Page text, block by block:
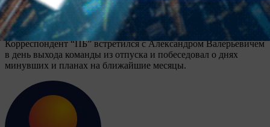
42-летнего специалиста, тренерский дебют которого состоялся
в марте 2022 года, четыре победы в первенстве и по две в
Кубке и Суперкубке Беларуси. Результаты впечатляют.
Корреспондент “ПБ” встретился с Александром Валерьевичем
в день выхода команды из отпуска и побеседовал о днях
минувших и планах на ближайшие месяцы.